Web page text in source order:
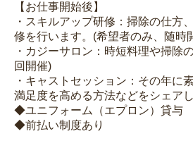
【お仕事開始後】
・スキルアップ研修：掃除の仕方
修を行います。(希望者のみ、随時
・カジーサロン：時短料理や掃除
回開催)
・キャストセッション：その年に
満足度を高める方法などをシェア
◆ユニフォーム（エプロン）貸与
◆前払い制度あり